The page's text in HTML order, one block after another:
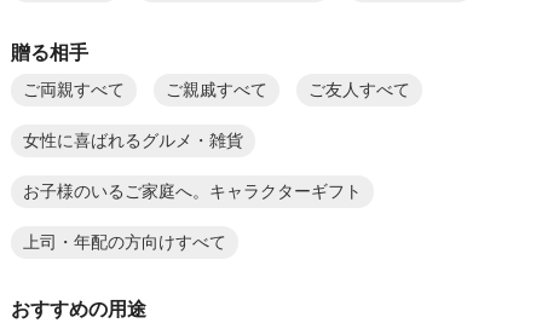
贈る相手
ご両親すべて ご親戚すべて ご友人すべて
女性に喜ばれるグルメ・雑貨
お子様のいるご家庭へ。キャラクターギフト
上司・年配の方向けすべて
おすすめの用途